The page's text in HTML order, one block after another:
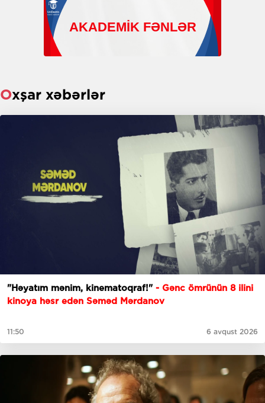
Oxşar xəbərlər
"Həyatım mənim, kinematoqraf!"- Gənc ömrünün 8 ilini
kinoya həsr edən Səməd Mərdanov
11:50 6 avqust 2026